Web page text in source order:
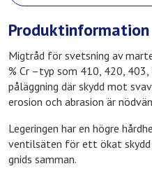
Produktinformation
Migtråd för svetsning av
% Cr –typ som 410, 420,
påläggning där skydd mot
erosion och abrasion är
Legeringen har en högre
ventilsäten för ett ökat
gnids samman.